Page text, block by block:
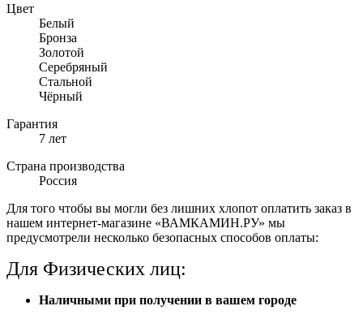
Цвет
Белый
Бронза
Золотой
Серебряный
Стальной
Чёрный
Гарантия
7 лет
Страна производства
Россия
Для того чтобы вы могли без лишних хлопот оплатить заказ в
нашем интернет-магазине «ВАМКАМИН.РУ» мы
предусмотрели несколько безопасных способов оплаты:
Для Физических лиц:
Наличными при получении в вашем городе